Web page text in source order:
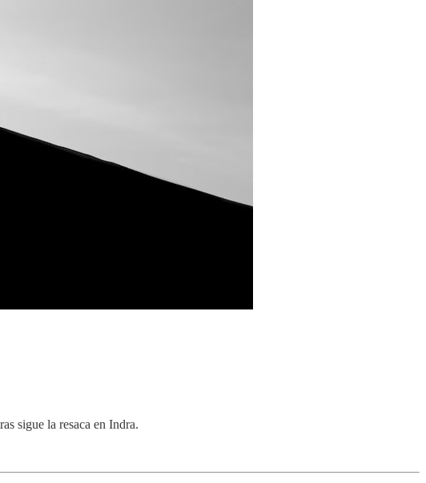
sigue la resaca en Indra.